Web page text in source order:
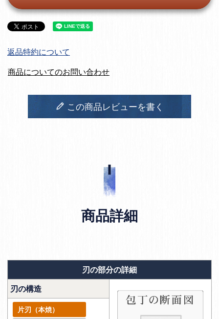
返品特約について
商品についてのお問い合わせ
この商品レビューを書く
商品詳細
刃の部分の詳細
刃の構造
片刃（本焼）